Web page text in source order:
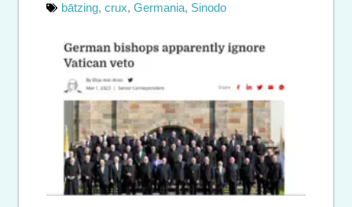
bātzing, crux, Germania, Sinodo